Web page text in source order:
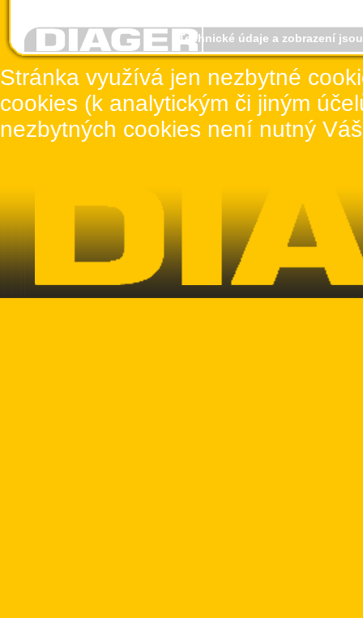
Technické údaje a zobrazení
Stránka využívá jen nezbytné
cookies (k analytickým či jiným
nezbytných cookies není nutný